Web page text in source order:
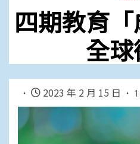
四期教育「
全
2023 年 2 月 15 日